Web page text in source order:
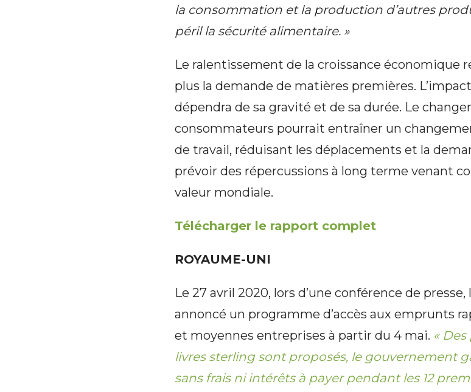
la consommation et la production d’autres
péril la sécurité alimentaire. »
Le ralentissement de la croissance économique
plus la demande de matières premières.
dépendra de sa gravité et de sa durée. Le
consommateurs pourrait entraîner un
de travail, réduisant les déplacements et la
prévoir des répercussions à long terme venant
valeur mondiale.
Télécharger le rapport complet
ROYAUME-UNI
Le 27 avril 2020, lors d’une conférence de
annoncé un programme d’accès aux emprunts
et moyennes entreprises à partir du 4 mai. «
livres sterling sont proposés, le gouvernement
sans frais ni intérêts à payer pendant les 12